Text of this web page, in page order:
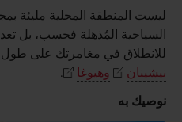
ليست المنطقة المحلية مليئة
السياحية المُذهلة فحسب، بل تعد
للانطلاق في مغامرتك على
نيشينان
وهيوغا
.
نوصيك به